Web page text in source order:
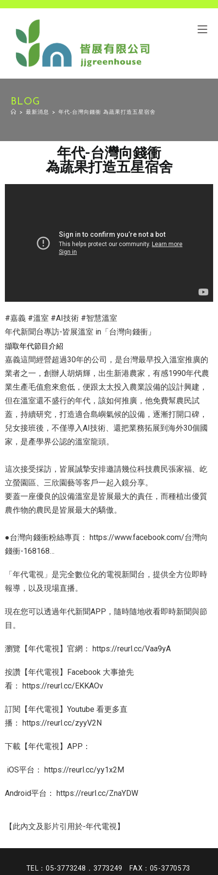
BLOG
> 最新消息 > 年代-台灣向錢衝 為蔬果打造五星宿舍
年代-台灣向錢衝
為蔬果打造五星宿舍
#嘉義 #溫室 #AI技術 #智慧溫室
年代新聞台專訪-皆展溫室 in「台灣向錢衝 」
擷取年代節目介紹
嘉義這間經營超過30年的公司，是台灣最早投入溫室推廣的
業者之一，創辦人胡炳輝，出生新港農家，有感1990年代農
業生產毛值愈來愈低，便跟太太投入農業設備的設計興建，
但在溫室還不盛行的年代，該如何推廣，他免費幫農民試
蓋，持續研究，打造適合島嶼氣候的設備，逐漸打開口碑，
兒女接班後，不僅導入AI技術、還把業務拓展到海外30個國
家，是產學界公認的溫室龍頭。
這次接受採訪，皆展誠摯安排邀請幾位科技農民張家福、屹
立螢園區、三欣園藝等客戶一起入鏡分享。
要蓋一座優良的設備溫室是皆展最大的責任，而種植出優質
農作物的農民是皆展最大的驕傲。
●台灣向錢衝粉絲專頁： https://www.facebook.com/台灣向
錢衝-168168…
「年代電視」是完全數位化的電視新聞台，提供全方位即時
報導，以及現場直播。
現在您可以透過年代新聞APP，隨時隨地收看即時新聞與節
目。
瀏覽【年代電視】官網： https://reurl.cc/Vaa9yA
按讚【年代電視】Facebook 大事搶先
看： https://reurl.cc/EKKAOv
訂閱【年代電視】Youtube 看更多直
播： https://reurl.cc/zyyV2N
下載【年代電視】APP：
iOS平台： https://reurl.cc/yy1x2M
Android平台： https://reurl.cc/ZnaYDW
【此內文及影片引用於-年代電視】
TEL：05-3773248．3773249 FAX：05-3770573